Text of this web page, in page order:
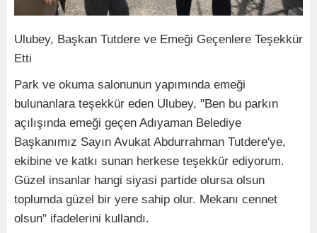
Ulubey, Başkan Tutdere ve Emeği Geçenlere Teşekkür
Etti
Park ve okuma salonunun yapımında emeği
bulunanlara teşekkür eden Ulubey, "Ben bu parkın
açılışında emeği geçen Adıyaman Belediye
Başkanımız Sayın Avukat Abdurrahman Tutdere'ye,
ekibine ve katkı sunan herkese teşekkür ediyorum.
Güzel insanlar hangi siyasi partide olursa olsun
toplumda güzel bir yere sahip olur. Mekanı cennet
olsun" ifadelerini kullandı.